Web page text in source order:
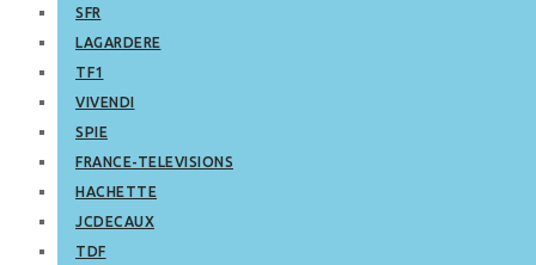
SFR
LAGARDERE
TF1
VIVENDI
SPIE
FRANCE-TELEVISIONS
HACHETTE
JCDECAUX
TDF